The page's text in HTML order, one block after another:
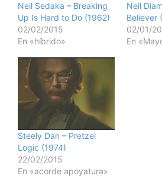
Neil Sedaka – Breaking
Up Is Hard to Do (1962)
02/02/2015
En «híbrido»
Neil
Believer
02/01/
En
Steely Dan – Pretzel
Logic (1974)
22/02/2015
En «acorde apoyatura»